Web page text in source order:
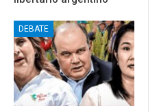
DEBATE